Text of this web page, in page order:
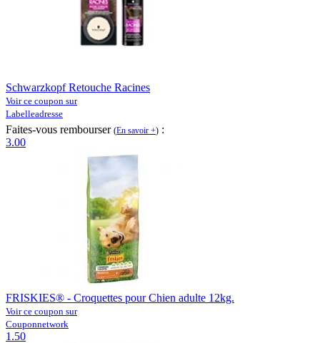
Schwarzkopf Retouche Racines
Voir ce coupon sur
Labelleadresse
Faites-vous rembourser (En savoir +) :
3.00
FRISKIES® - Croquettes pour Chien adulte 12kg.
Voir ce coupon sur
Couponnetwork
1.50